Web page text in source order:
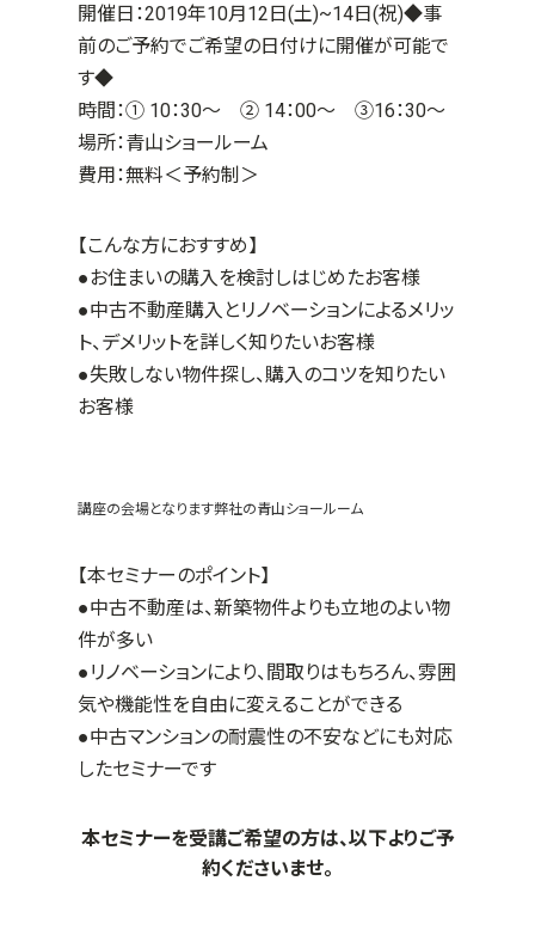
開催日：2019年10月12日(土)~14日(祝)◆事
前のご予約でご希望の日付けに開催が可能で
す◆
時間：① 10：30～ ② 14：00～ ③16：30～
場所：青山ショールーム
費用：無料＜予約制＞
【こんな方におすすめ】
●お住まいの購入を検討しはじめたお客様
●中古不動産購入とリノベーションによるメリッ
ト、デメリットを詳しく知りたいお客様
●失敗しない物件探し、購入のコツを知りたい
お客様
講座の会場となります弊社の青山ショールーム
【本セミナーのポイント】
●中古不動産は、新築物件よりも立地のよい物
件が多い
●リノベーションにより、間取りはもちろん、雰囲
気や機能性を自由に変えることができる
●中古マンションの耐震性の不安などにも対応
したセミナーです
本セミナーを受講ご希望の方は、以下よりご予
約くださいませ。